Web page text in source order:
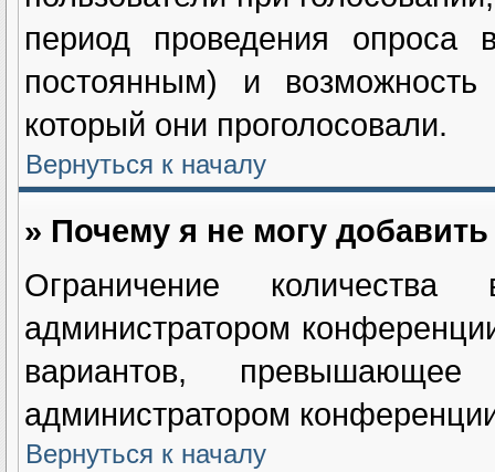
период проведения опроса
постоянным) и возможность
который они проголосовали.
Вернуться к началу
» Почему я не могу
Ограничение количества
администратором
вариантов,
администратором
Вернуться к началу